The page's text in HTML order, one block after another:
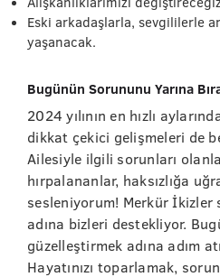
Eski arkadaşlarla, sevgililerle
yaşanacak.
Bugünün Sorununu Yarına
2024 yılının en hızlı
dikkat çekici gelişmeleri de
Ailesiyle ilgili sorunları
hırpalananlar, haksızlığa
sesleniyorum! Merkür İkizler
adına bizleri destekliyor.
güzelleştirmek adına adım
Hayatınızı toparlamak,